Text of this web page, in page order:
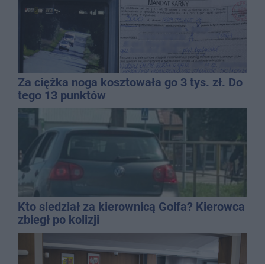
Za ciężka noga kosztowała go 3 tys. zł. Do
tego 13 punktów
Kto siedział za kierownicą Golfa? Kierowca
zbiegł po kolizji